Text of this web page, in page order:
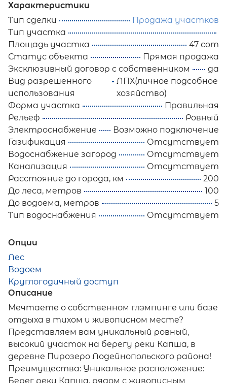
Характеристики
Тип сделки
Продажа участков
Тип участка
Площадь участка
47 сот
Статус объекта
Прямая продажа
Эксклюзивный договор с собственником
да
Вид разрешенного
использования
ЛПХ(личное подсобное
хозяйство)
Форма участка
Правильная
Рельеф
Ровный
Электроснабжение
Возможно подключение
Газификация
Отсутствует
Водоснабжение загород
Отсутствует
Канализация
Отсутствует
Расстояние до города, км
200
До леса, метров
100
До водоема, метров
5
Тип водоснабжения
Отсутствует
Опции
Лес
Водоем
Круглогодичный доступ
Описание
Мечтаете о собственном глэмпинге или базе
отдыха в тихом и живописном месте?
Представляем вам уникальный ровный,
высокий участок на берегу реки Капша, в
деревне Пирозеро Лодейнопольского района!
Преимущества: Уникальное расположение:
Берег реки Капша, рядом с живописным